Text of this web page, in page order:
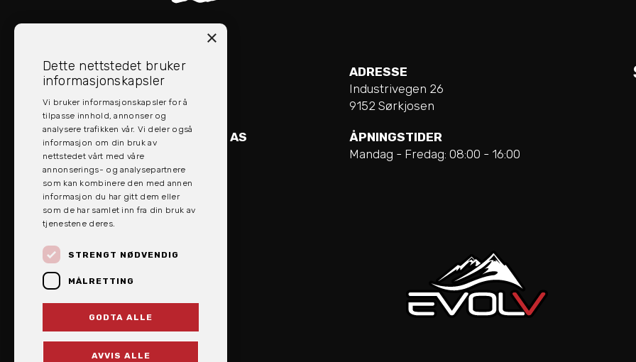
KONTAKT EVOLV AS
post@evolv.no
77 76 72 00
KONTAKT EVOLV INDUSTRI AS
industri@evolv.no
77 76 72 00
ADRESSE
Industrivegen 26
9152 Sørkjosen
ÅPNINGSTIDER
Mandag - Fredag: 08:00 - 16:00
×
Dette nettstedet bruker
informasjonskapsler
Vi bruker informasjonskapsler for å
tilpasse innhold, annonser og
analysere trafikken vår. Vi deler også
informasjon om din bruk av
nettstedet vårt med våre
annonserings- og analysepartnere
som kan kombinere den med annen
informasjon du har gitt dem eller
som de har samlet inn fra din bruk av
tjenestene deres.
STRENGT NØDVENDIG
MÅLRETTING
GODTA ALLE
AVVIS ALLE